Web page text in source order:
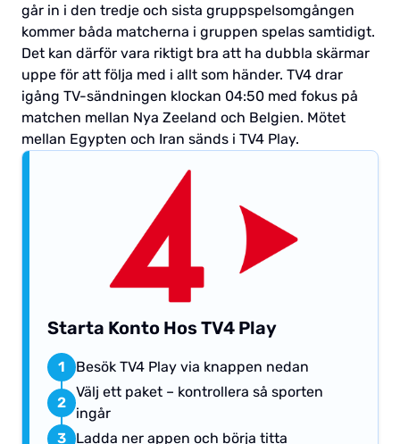
går in i den tredje och sista gruppspelsomgången
kommer båda matcherna i gruppen spelas samtidigt.
Det kan därför vara riktigt bra att ha dubbla skärmar
uppe för att följa med i allt som händer. TV4 drar
igång TV-sändningen klockan 04:50 med fokus på
matchen mellan Nya Zeeland och Belgien. Mötet
mellan Egypten och Iran sänds i TV4 Play.
Starta Konto Hos TV4 Play
1 Besök TV4 Play via knappen nedan
2
Välj ett paket – kontrollera så sporten
ingår
3
Ladda ner appen och börja titta